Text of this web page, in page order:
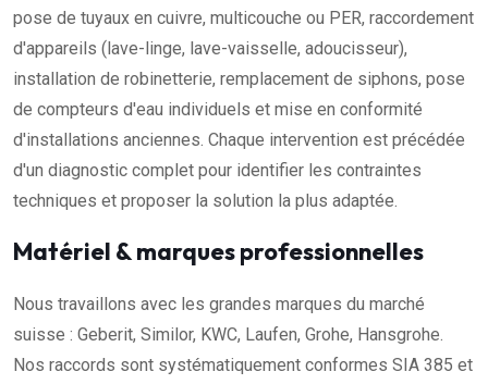
pose de tuyaux en cuivre, multicouche ou PER, raccordement
d'appareils (lave-linge, lave-vaisselle, adoucisseur),
installation de robinetterie, remplacement de siphons, pose
de compteurs d'eau individuels et mise en conformité
d'installations anciennes. Chaque intervention est précédée
d'un diagnostic complet pour identifier les contraintes
techniques et proposer la solution la plus adaptée.
Matériel & marques professionnelles
Nous travaillons avec les grandes marques du marché
suisse : Geberit, Similor, KWC, Laufen, Grohe, Hansgrohe.
Nos raccords sont systématiquement conformes SIA 385 et